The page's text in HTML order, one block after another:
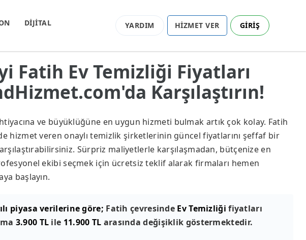
DİJİTAL YARDIM HİZMET VER GİRİŞ
Fatih Ev Temizliği Fiyatları
Karşılaştırın!
ve büyüklüğüne en uygun hizmeti bulmak artık çok kolay. Fatih
hizmet veren onaylı temizlik şirketlerinin güncel fiyatlarını şeffaf bir
Sürpriz maliyetlerle karşılaşmadan, bütçenize en
ekibi seçmek için ücretsiz teklif alarak firmaları hemen
başlayın.
piyasa verilerine göre; Fatih çevresinde Ev Temizliği fiyatları
3.900 TL ile 11.900 TL arasında değişiklik göstermektedir.